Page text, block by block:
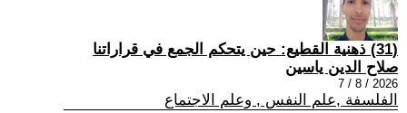
(31) ذهنية القطيع: حين يتحكم الجمع في قراراتنا
صلاح الدين ياسين
2026 / 8 / 7
الفلسفة ,علم النفس , وعلم الاجتماع